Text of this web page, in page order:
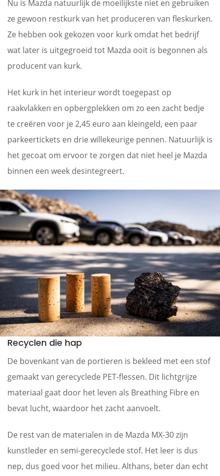
Nu is Mazda natuurlijk de moeilijkste niet en gebruiken
ze gewoon restkurk van het produceren van fleskurken.
Ze hebben ook gekozen voor kurk omdat het bedrijf
wat later is uitgegroeid tot Mazda ooit is begonnen als
producent van kurk.
Het kurk in het interieur wordt toegepast op
raakvlakken en opbergplekken om zo een zacht bedje
te creëren voor je 2,45 euro aan kleingeld, een paar
parkeertickets en drie willekeurige pennen. Natuurlijk is
het gecoat om ervoor te zorgen dat niet heel je Mazda
binnen een week desintegreert.
Recyclen die hap
De bovenkant van de portieren is bekleed met een stof
gemaakt van gerecyclede PET-flessen. Dit lichtgrijze
materiaal gaat door het leven als Breathing Fibre en
bevat lucht, waardoor het zacht aanvoelt.
De rest van de materialen in de Mazda MX-30 zijn
kunstleder en semi-gerecyclede stof. Het leer is dus
nep, dus goed voor het milieu. Althans, beter dan echt